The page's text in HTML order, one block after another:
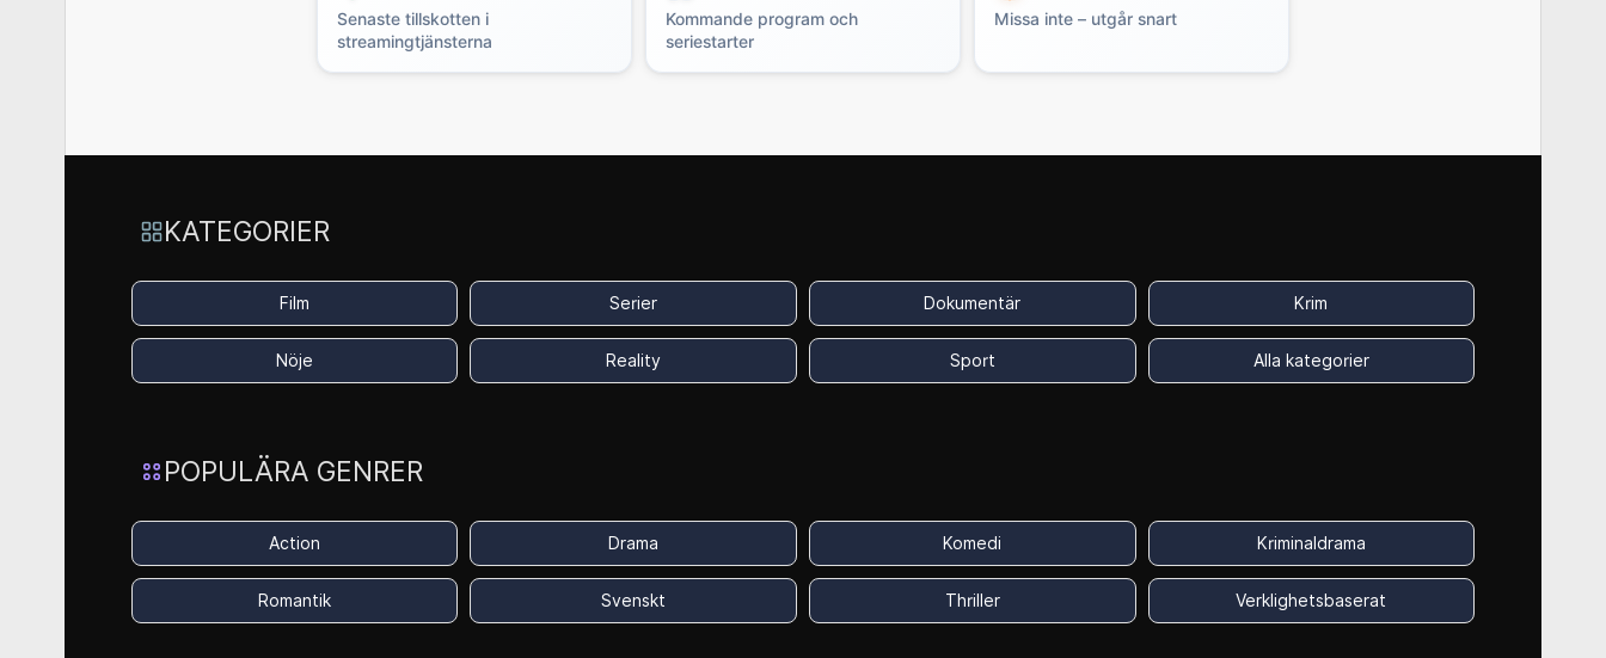
Senaste tillskotten i
streamingtjänsterna
Kommande program och
seriestarter
Missa inte – utgår snart
KATEGORIER
Film Serier Dokumentär Krim
Nöje Reality Sport Alla kategorier
POPULÄRA GENRER
Action Drama Komedi Kriminaldrama
Romantik Svenskt Thriller Verklighetsbaserat